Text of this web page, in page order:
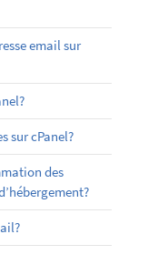
email sur
sur cPanel?
des